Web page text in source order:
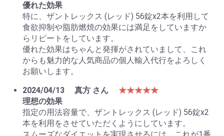
優れた効果
特に、ザントレックス (レッド) 56錠x2本を利用して
食欲抑制や脂肪燃焼の効果には満足をしていますか
らリピートをしています。
優れた効果はちゃんと発揮がされていまして、これ
からも魅力的な人気商品の個人輸入代行をよろしく
お願いします。
2024/04/13
真方 さん
★★★★★
理想の効果
指定の用法容量で、ザントレックス (レッド) 56錠x2
本を利用をさせていただくようにしています。